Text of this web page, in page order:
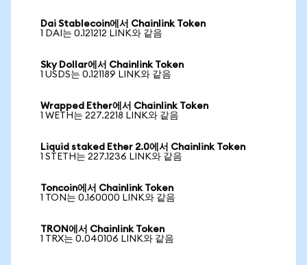
Dai Stablecoin에서 Chainlink Token
1 DAI는 0.121212 LINK와 같음
Sky Dollar에서 Chainlink Token
1 USDS는 0.121189 LINK와 같음
Wrapped Ether에서 Chainlink Token
1 WETH는 227.2218 LINK와 같음
Liquid staked Ether 2.0에서 Chainlink Token
1 STETH는 227.1236 LINK와 같음
Toncoin에서 Chainlink Token
1 TON는 0.160000 LINK와 같음
TRON에서 Chainlink Token
1 TRX는 0.040106 LINK와 같음